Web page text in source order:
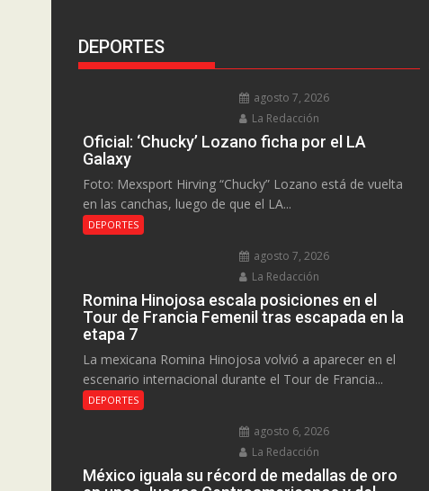
DEPORTES
agosto 7, 2026
La Redacción
Oficial: ‘Chucky’ Lozano ficha por el LA
Galaxy
Foto: Mexsport Hirving “Chucky” Lozano está de vuelta
en las canchas, luego de que el LA...
DEPORTES
agosto 7, 2026
La Redacción
Romina Hinojosa escala posiciones en el
Tour de Francia Femenil tras escapada en la
etapa 7
La mexicana Romina Hinojosa volvió a aparecer en el
escenario internacional durante el Tour de Francia...
DEPORTES
agosto 6, 2026
La Redacción
México iguala su récord de medallas de oro